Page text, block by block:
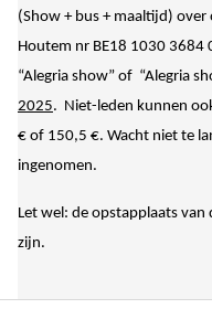
(Show + bus + maaltijd) over
Houtem nr BE18 1030 3684
“Alegria show” of “Alegria
2025. Niet-leden kunnen
€ of 150,5 €. Wacht niet te
ingenomen.
Let wel: de opstapplaats van
zijn.